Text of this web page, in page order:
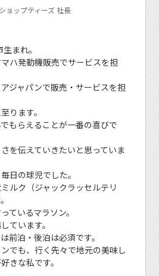
ョップティーズ 社長
まれ。
ハ発動機販売でサービスを担
ジャパンで販売・サービスを担
ります。
もらえることが一番の喜びで
を伝えていきたいと思っていま
日の球児でした。
ルク（ジャックラッセルテリ
ているマラソン。
ています。
前泊・後泊は必須です。
でも、行く先々で地元の美味し
きな私です。